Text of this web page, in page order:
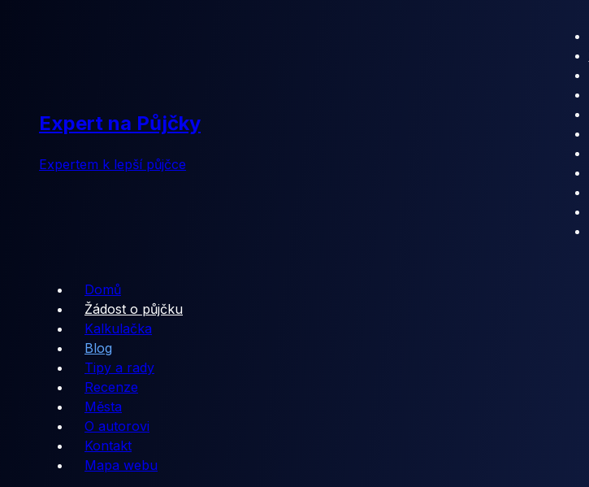
Expert na Půjčky
Expertem k lepší půjčce
Domů
Žádost o půjčku
Kalkulačka
Blog
Tipy a rady
Recenze
Města
O autorovi
Kontakt
Mapa webu